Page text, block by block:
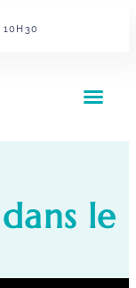
10H30
le